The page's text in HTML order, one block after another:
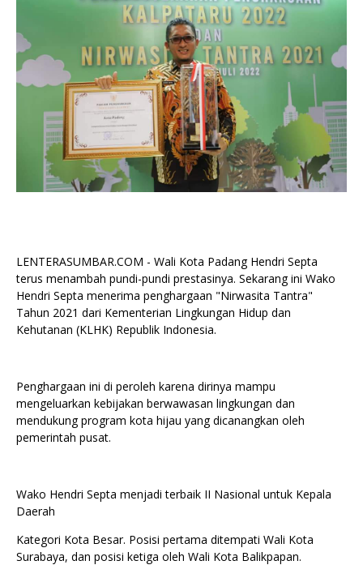
LENTERASUMBAR.COM - Wali Kota Padang Hendri Septa
terus menambah pundi-pundi prestasinya. Sekarang ini Wako
Hendri Septa menerima penghargaan "Nirwasita Tantra"
Tahun 2021 dari Kementerian Lingkungan Hidup dan
Kehutanan (KLHK) Republik Indonesia.
Penghargaan ini di peroleh karena dirinya mampu
mengeluarkan kebijakan berwawasan lingkungan dan
mendukung program kota hijau yang dicanangkan oleh
pemerintah pusat.
Wako Hendri Septa menjadi terbaik II Nasional untuk Kepala
Daerah
Kategori Kota Besar. Posisi pertama ditempati Wali Kota
Surabaya, dan posisi ketiga oleh Wali Kota Balikpapan.